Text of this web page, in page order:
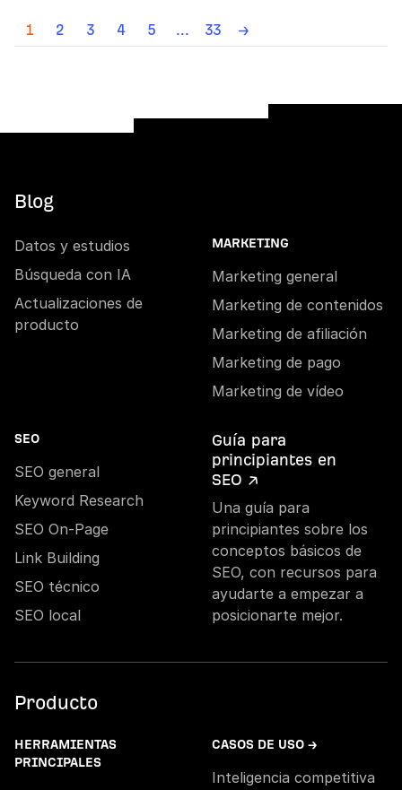
1 2 3 4 5 ... 33 →
Blog
Datos y estudios
Búsqueda con IA
Actualizaciones de
producto
MARKETING
Marketing general
Marketing de contenidos
Marketing de afiliación
Marketing de pago
Marketing de vídeo
SEO
SEO general
Keyword Research
SEO On-Page
Link Building
SEO técnico
SEO local
Guía para
principiantes en
SEO ↗
Una guía para
principiantes sobre los
conceptos básicos de
SEO, con recursos para
ayudarte a empezar a
posicionarte mejor.
Producto
HERRAMIENTAS
PRINCIPALES
CASOS DE USO →
Inteligencia competitiva